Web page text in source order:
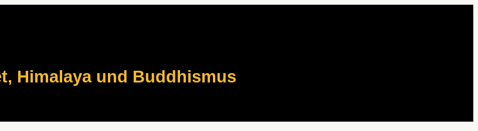
Himalaya und Buddhismus